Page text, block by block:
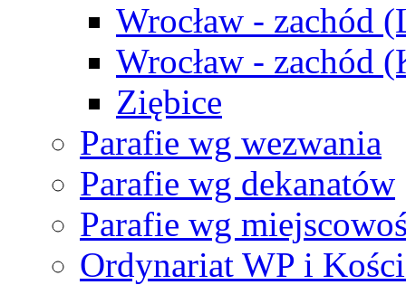
Wrocław - zachód
Wrocław - zachód
Ziębice
Parafie wg wezwania
Parafie wg dekanatów
Parafie wg
Ordynariat WP i